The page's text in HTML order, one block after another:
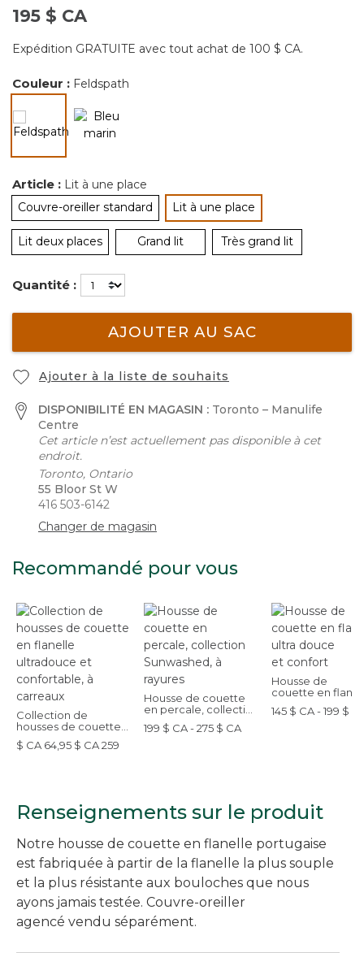
195 $ CA
Expédition GRATUITE avec tout achat de 100 $ CA.
Couleur : Feldspath
Article : Lit à une place
Couvre-oreiller standard
Lit à une place
sélectionné
Lit deux places
Grand lit Très grand lit
Quantité :
AJOUTER AU SAC
Ajouter à la liste de souhaits
DISPONIBILITÉ EN MAGASIN : Toronto – Manulife
Centre
Cet article n’est actuellement pas disponible à cet
endroit.
Toronto, Ontario
55 Bloor St W
416 503-6142
Changer de magasin
Recommandé pour vous
Collection de
housses de couette
en flanelle ultradouce
et confortable, à
$ CA 64,95 $ CA 259
Housse de couette
en percale, collection
Sunwashed, à rayures
199 $ CA - 275 $ CA
Housse de
couette en
ultra douce et
145 $ CA - 199 $
Renseignements sur le produit
Notre housse de couette en flanelle portugaise
est fabriquée à partir de la flanelle la plus souple
et la plus résistante aux bouloches que nous
ayons jamais testée. Couvre-oreiller
agencé vendu séparément.